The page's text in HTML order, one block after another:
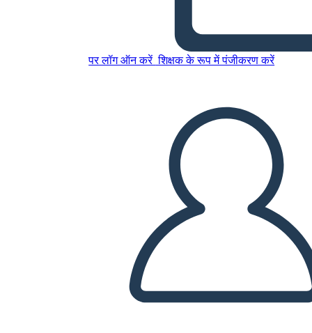
पर लॉग ऑन करें शिक्षक के रूप में पंजीकरण करें
इस स्टोरीबोर्ड को कॉपी करें
मुझे पढ़कर सुनाओ